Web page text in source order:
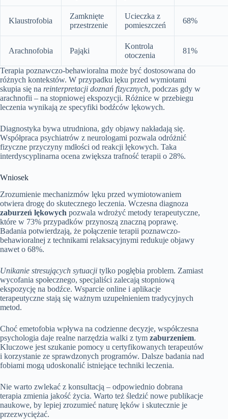
Klaustrofobia
Zamknięte
przestrzenie
Ucieczka z
pomieszczeń
68%
Arachnofobia Pająki
Kontrola
otoczenia
81%
Terapia poznawczo-behawioralna może być dostosowana do
różnych kontekstów. W przypadku lęku przed wymiotami
skupia się na reinterpretacji doznań fizycznych, podczas gdy w
arachnofii – na stopniowej ekspozycji. Różnice w przebiegu
leczenia wynikają ze specyfiki bodźców lękowych.
Diagnostyka bywa utrudniona, gdy objawy nakładają się.
Współpraca psychiatrów z neurologami pozwala odróżnić
fizyczne przyczyny mdłości od reakcji lękowych. Taka
interdyscyplinarna ocena zwiększa trafność terapii o 28%.
Wniosek
Zrozumienie mechanizmów lęku przed wymiotowaniem
otwiera drogę do skutecznego leczenia. Wczesna diagnoza
zaburzeń lękowych pozwala wdrożyć metody terapeutyczne,
które w 73% przypadków przynoszą znaczną poprawę.
Badania potwierdzają, że połączenie terapii poznawczo-
behawioralnej z technikami relaksacyjnymi redukuje objawy
nawet o 68%.
Unikanie stresujących sytuacji tylko pogłębia problem. Zamiast
wycofania społecznego, specjaliści zalecają stopniową
ekspozycję na bodźce. Wsparcie online i aplikacje
terapeutyczne stają się ważnym uzupełnieniem tradycyjnych
metod.
Choć emetofobia wpływa na codzienne decyzje, współczesna
psychologia daje realne narzędzia walki z tym zaburzeniem.
Kluczowe jest szukanie pomocy u certyfikowanych terapeutów
i korzystanie ze sprawdzonych programów. Dalsze badania nad
fobiami mogą udoskonalić istniejące techniki leczenia.
Nie warto zwlekać z konsultacją – odpowiednio dobrana
terapia zmienia jakość życia. Warto też śledzić nowe publikacje
naukowe, by lepiej zrozumieć naturę lęków i skutecznie je
przezwyciężać.